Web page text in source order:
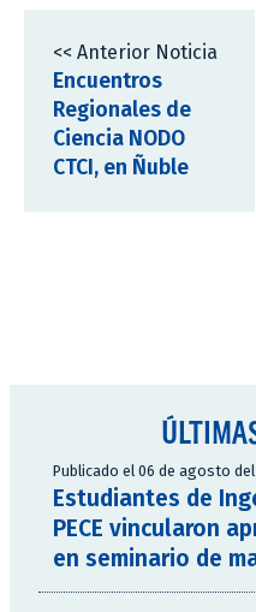
<< Anterior Noticia
Encuentros
Regionales de
Ciencia NODO
CTCI, en Ñuble
Publicado el 06 de agosto
Estudiantes de
PECE vincularon
en seminario de